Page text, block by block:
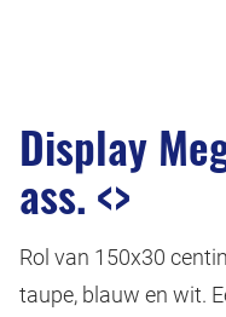
Display
ass. <>
Rol van 150x30
taupe, blauw en wit.